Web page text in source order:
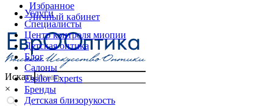
Избранное
Личный кабинет
Искать
×
Услуги
Специалисты
Центр контроля миопии
Детская оптика
Блог
Салоны
Essilor Experts
Бренды
Детская близорукость